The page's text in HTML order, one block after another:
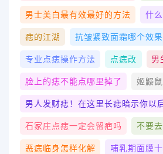
男士美白最有效最好的方法 什
痣的江湖 抗皱紧致面霜哪个效
专业点痣操作方法 点痣改 男
脸上的痣不能点哪里掉了 姬鼹
男人发财痣！在这里长痣暗示你以
石家庄点痣一定会留疤吗 不要
恶痣临身怎样化解 哺乳期面膜